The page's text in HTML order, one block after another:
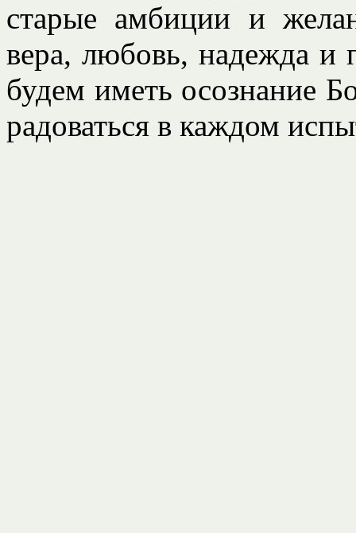
старые амбиции и
вера, любовь, надежда
будем иметь осознание
радоваться в каждом